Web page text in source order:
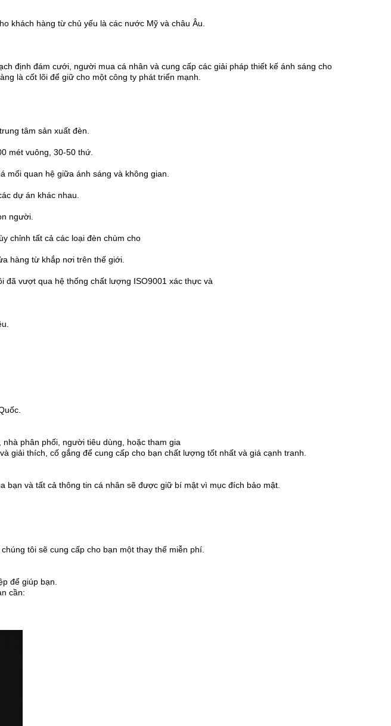
khách hàng từ chủ yếu là các nước Mỹ và châu Âu.
định đám cưới, người mua cá nhân và cung cấp các giải pháp thiết kế ánh sáng cho
là cốt lõi để giữ cho một công ty phát triển mạnh.
tâm sản xuất đèn.
mét vuông, 30-50 thứ.
mối quan hệ giữa ánh sáng và không gian.
dự án khác nhau.
người.
chỉnh tất cả các loại đèn chùm cho
hàng từ khắp nơi trên thế giới.
đã vượt qua hệ thống chất lượng ISO9001 xác thực và
phân phối, người tiêu dùng, hoặc tham gia
giải thích, cố gắng để cung cấp cho bạn chất lượng tốt nhất và giá cạnh tranh.
và tất cả thông tin cá nhân sẽ được giữ bí mật vì mục đích bảo mật.
tôi sẽ cung cấp cho bạn một thay thế miễn phí.
để giúp bạn.
cần: